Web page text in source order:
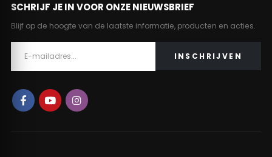
SCHRIJF JE IN VOOR ONZE NIEUWSBRIEF
Blijf op de hoogte van de laatste informatie, producten en acties.